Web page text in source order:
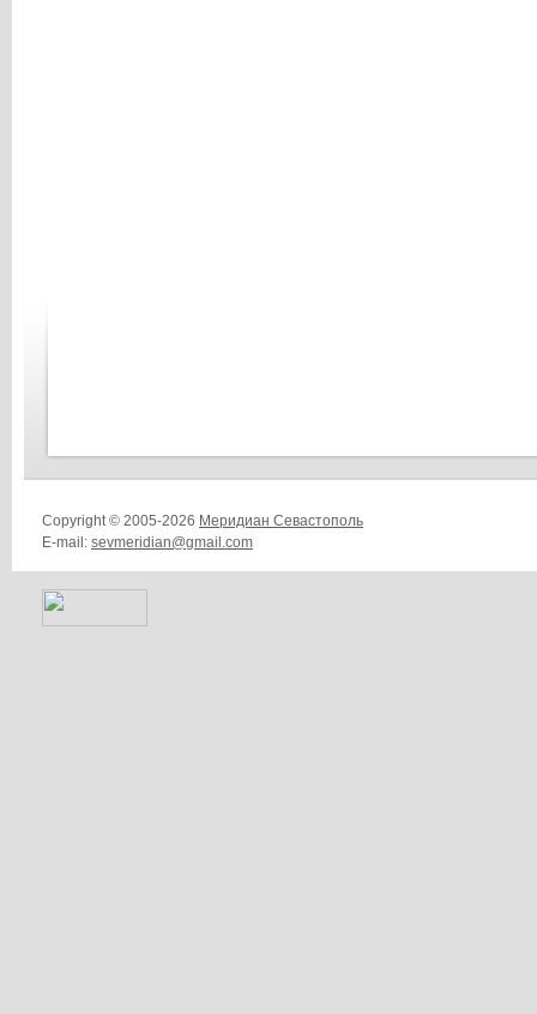
Copyright © 2005-2026 Меридиан Севастополь
E-mail: sevmeridian@gmail.com